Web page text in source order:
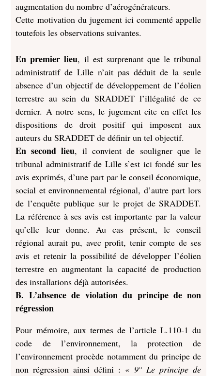
augmentation du nombre d’aérogénérateurs.
Cette motivation du jugement ici commenté appelle
toutefois les observations suivantes.
En premier lieu, il est surprenant que le tribunal
administratif de Lille n’ait pas déduit de la seule
absence d’un objectif de développement de l’éolien
terrestre au sein du SRADDET l’illégalité de ce
dernier. A notre sens, le jugement cite en effet les
dispositions de droit positif qui imposent aux
auteurs du SRADDET de définir un tel objectif.
En second lieu, il convient de souligner que le
tribunal administratif de Lille s’est ici fondé sur les
avis exprimés, d’une part par le conseil économique,
social et environnemental régional, d’autre part lors
de l’enquête publique sur le projet de SRADDET.
La référence à ses avis est importante par la valeur
qu’elle leur donne. Au cas présent, le conseil
régional aurait pu, avec profit, tenir compte de ses
avis et retenir la possibilité de développer l’éolien
terrestre en augmentant la capacité de production
des installations déjà autorisées.
B. L’absence de violation du principe de non
régression
Pour mémoire, aux termes de l’article L.110-1 du
code de l’environnement, la protection de
l’environnement procède notamment du principe de
non régression ainsi défini : «9° Le principe de